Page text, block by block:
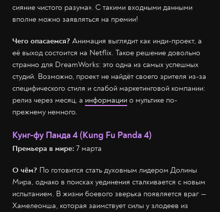
сияние чистого разума». С такими входными данными
вполне можно заявляться на премии!
Чего опасаемся? Анимация выглядит как инди-проект, а
её выход состоится на Netflix. Такое решение довольно
странно для DreamWorks: это одна из самых успешных
студий. Возможно, проект не найдёт своего зрителя из-за
специфического стиля и слабой маркетинговой компании:
релиз через месяц, а информации о мультике по-
прежнему немного.
Кунг-фу Панда 4 (Kung Fu Panda 4)
Премьера в мире: 7 марта
О чём? По готовится стать духовным лидером Долины
Мира, однако в поисках уединения сталкивается с новым
испытанием. В жизни боевого зверька появляется враг —
Хамелеонша, которая заимствует силы у злодеев из